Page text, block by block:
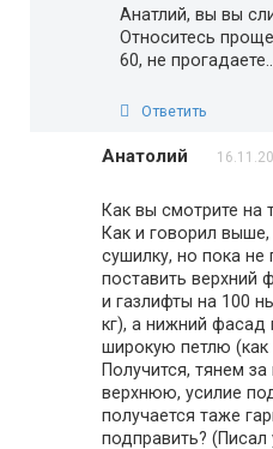
Анатлий, вы вы
Относитесь
60, не прогадаете…
Ответить
Анатолий
Как вы смотрите на
Как и говорил
сушилку, но пока не
поставить верхний
и газлифты на 100
кг), а нижний фасад
широкую петлю (как
Получится, тянем
верхнюю, усилие
получается таже
подправить?